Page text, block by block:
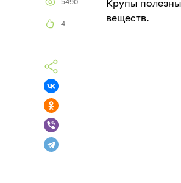
4
Крупы
веществ.